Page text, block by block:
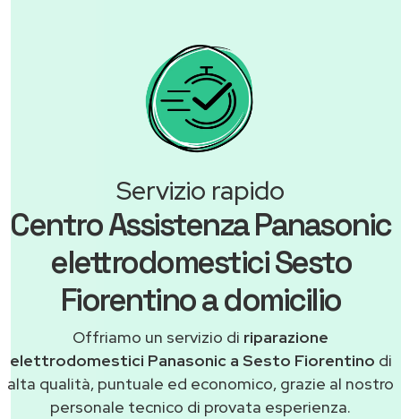
Servizio rapido
Centro Assistenza Panasonic
elettrodomestici Sesto
Fiorentino a domicilio
Offriamo un servizio di riparazione
elettrodomestici Panasonic a Sesto Fiorentino di
alta qualità, puntuale ed economico, grazie al nostro
personale tecnico di provata esperienza.